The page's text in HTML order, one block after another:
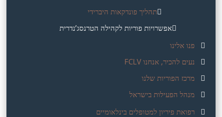
תהליך פונדקאות היברידי
אפשרויות פוריות לקהילה הטרנסג’נדרית
פנו אלינו
נעים להכיר, אנחנו FCLV
מרכז הפוריות שלנו
מנהל הפעילות בישראל
רפואת פיריון למטופלים בינלאומיים